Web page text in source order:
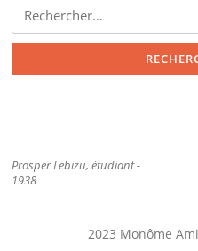
Prosper Lebizu, étudiant -
1938
2023 Monôme